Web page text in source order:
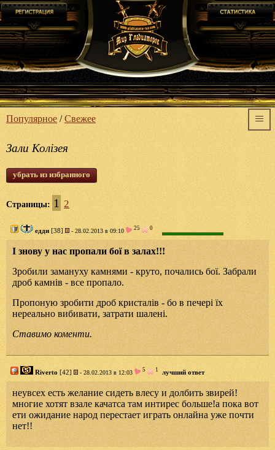
Популярное /Свежее
Зали Колізея
убрать из избранного
Страницы: 1 2
едди [38] - 28.02.2013 в 09:10 25 0
І знову у нас пропали бої в залах!!!
Зробили замануху камнями - круто, почались бої. Забрали
дроб камнів - все пропало.
Пропоную зробити дроб кристалів - бо в печері їх
нереально вибивати, затрати шалені.
Ставимо коменти.
Riverto [42] - 28.02.2013 в 12:03 5 1 лучший ответ
неувсех есть желание сидеть влесу и долбить звирей!
многие хотят взале качатса там интирес больше!а пока вот
ети ожидание народ перестает играть онлайна уже почти
нет!!